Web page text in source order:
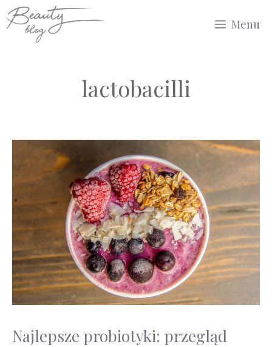
Przejdź
do
Menu
lactobacilli
Najlepsze probiotyki: przegląd